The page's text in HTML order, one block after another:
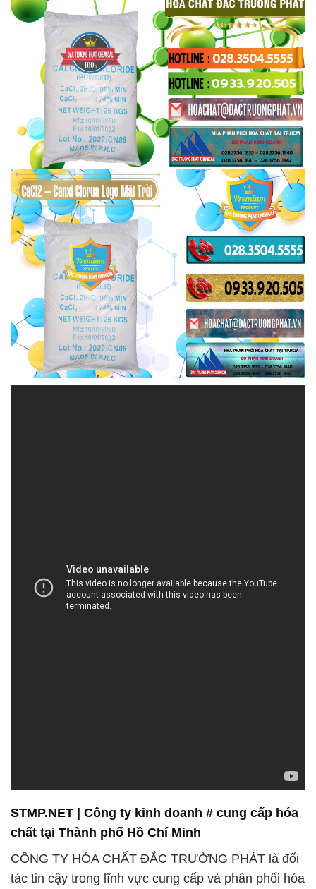
STMP.NET | Công ty kinh doanh # cung cấp hóa
chất tại Thành phố Hồ Chí Minh
CÔNG TY HÓA CHẤT ĐẮC TRƯỜNG PHÁT là đối
tác tin cậy trong lĩnh vực cung cấp và phân phối hóa